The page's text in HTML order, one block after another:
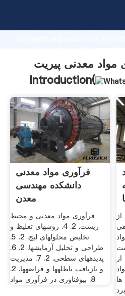
strong production capability,
bring values to all of
مواد معدنی پیریت
Introduction(
فرآوری مواد معدنی
دانشکده مهندسی
معدن
فرآوری مواد معدنی و محیط
زیست. 2. 4. روش­های تغلیظ و
تخلیص محلول­های لیچ. 2. 5.
طراحی و تحلیل آزمایش­ها. 2. 6.
پدیده­های سطحی. 2. 7. مدیریت
و بازیافت باطله­ها و قراضه­ها. 2.
8. بیوفناوری در فرآوری مواد